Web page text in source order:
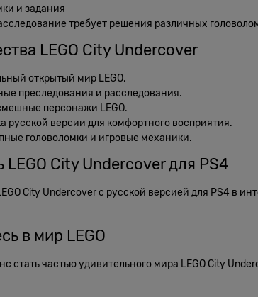
и задания
требует решения различных
LEGO City Undercover
открытый мир LEGO.
преследования и расследования.
персонажи LEGO.
русской версии для комфортного восприятия.
головоломки и игровые механики.
LEGO City Undercover для PS4
City Undercover с русской версией для PS4 в
в мир LEGO
стать частью удивительного мира LEGO City